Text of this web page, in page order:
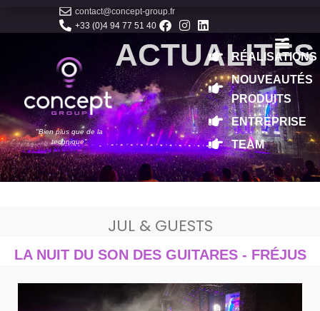
contact@concept-group.fr
+33 (0)4 94 77 51 40
"Bien plus que de la
technique"
ACTUALITÉS
RÉALISATIONS
NOUVEAUTÉS
PRODUITS
ENTREPRISE
TEAM
JUL & GUESTS
LA NUIT DU SON DES GUITARES - FRÉJUS